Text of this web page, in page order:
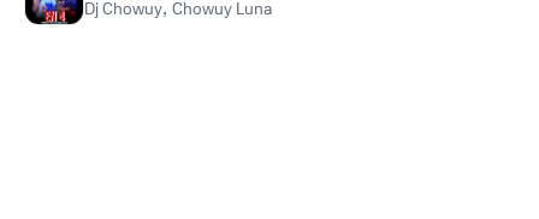
Dj Chowuy, Chowuy Luna